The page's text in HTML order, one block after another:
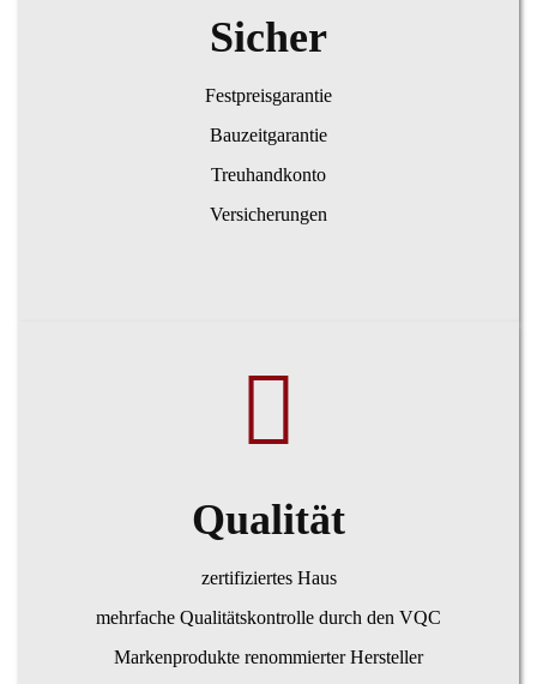
Sicher
Festpreisgarantie
Bauzeitgarantie
Treuhandkonto
Versicherungen
Qualität
zertifiziertes Haus
mehrfache Qualitätskontrolle durch den VQC
Markenprodukte renommierter Hersteller